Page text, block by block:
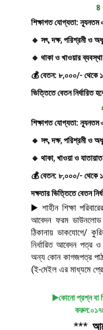
শিক্ষাগত যোগ্যতা: ন্যূনতম
🔹 সৎ, দক্ষ, পরিশ্রমী ও
🔹 থাকা ও খাওয়ার
💰 বেতন: ৮,০০০/- থেকে
ভিত্তিতে বেতন নির্ধারিত
শিক্ষাগত যোগ্যতা: ন্যূনতম
🔹 সৎ, দক্ষ, পরিশ্রমী ও
🔹 থাকা, খাওয়া ও
💰 বেতন: ৮,০০০/- থেকে
দক্ষতার ভিত্তিতে বেতন
▶️ শাহীন শিক্ষা
আবেদন ফরম ডাউনলোড
ঠিকানায় ডাকযোগে/
নির্ধারিত আবেদন পত্র
অন্য কোন কাগজপত্র
(ই-মেইল এর মাধ্যমে
▶️কোনো প্রশ্ন বা
***